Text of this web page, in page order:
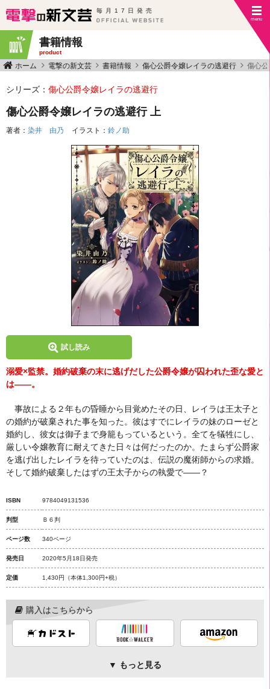
毎月17日発売
書籍情報
product
ホーム 電撃の新文芸 書籍情報 傷心公爵令嬢レイラの逃避行 傷心
シリーズ： 傷心公爵令嬢レイラの逃避行
傷心公爵令嬢レイラの逃避行 上
著者： 染井 由乃 イラスト： 鈴ノ助
試し読み
溺愛×監禁。婚約破棄の末に逃げだした公爵令嬢が囚われた歪な愛と
は――。
事故による２年もの昏睡から目覚めたその日、レイラは王太子と
の婚約が破棄された事を知った。彼はすでにレイラの妹のローゼと
婚約し、彼女は御子まで身籠もっているという。全てを犠牲にし、
厳しい令嬢教育に耐えてきた日々は何だったのか。たまらず公爵家
を逃げ出したレイラを待っていたのは、伝説の魔術師からの求婚。
そして婚約破棄したはずの王太子からの執愛で――？
ISBN 9784049131536
判型 Ｂ６判
ページ数 340ページ
発売日 2020年5月18日発売
定価 1,430円 （本体1,300円+税）
購入はこちらから
▼ もっと見る